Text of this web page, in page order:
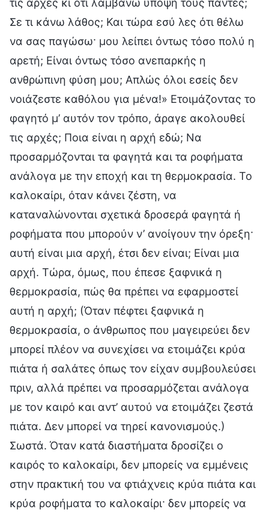
Σε τι κάνω λάθος; Και τώρα εσύ λες ότι θέλω
να σας παγώσω· μου λείπει όντως τόσο πολύ η
αρετή; Είναι όντως τόσο ανεπαρκής η
ανθρώπινη φύση μου; Απλώς όλοι εσείς δεν
νοιάζεστε καθόλου για μένα!» Ετοιμάζοντας το
φαγητό μ’ αυτόν τον τρόπο, άραγε ακολουθεί
τις αρχές; Ποια είναι η αρχή εδώ; Να
προσαρμόζονται τα φαγητά και τα ροφήματα
ανάλογα με την εποχή και τη θερμοκρασία. Το
καλοκαίρι, όταν κάνει ζέστη, να
καταναλώνονται σχετικά δροσερά φαγητά ή
ροφήματα που μπορούν ν’ ανοίγουν την όρεξη·
αυτή είναι μια αρχή, έτσι δεν είναι; Είναι μια
αρχή. Τώρα, όμως, που έπεσε ξαφνικά η
θερμοκρασία, πώς θα πρέπει να εφαρμοστεί
αυτή η αρχή; (Όταν πέφτει ξαφνικά η
θερμοκρασία, ο άνθρωπος που μαγειρεύει δεν
μπορεί πλέον να συνεχίσει να ετοιμάζει κρύα
πιάτα ή σαλάτες όπως τον είχαν συμβουλεύσει
πριν, αλλά πρέπει να προσαρμόζεται ανάλογα
με τον καιρό και αντ’ αυτού να ετοιμάζει ζεστά
πιάτα. Δεν μπορεί να τηρεί κανονισμούς.)
Σωστά. Όταν κατά διαστήματα δροσίζει ο
καιρός το καλοκαίρι, δεν μπορείς να εμμένεις
στην πρακτική του να φτιάχνεις κρύα πιάτα και
κρύα ροφήματα το καλοκαίρι· δεν μπορείς να